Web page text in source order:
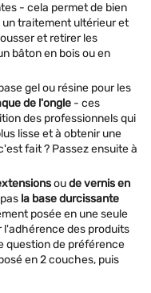
- cela permet de bien
un traitement ultérieur et
et retirer les
bâton en bois ou en
gel ou résine pour les
de l'ongle - сes
des professionnels qui
lisse et à obtenir une
fait ? Passez ensuite à
oude vernis en
la base durcissante
posée en une seule
l'adhérence des produits
question de préférence
en 2 couches, puis